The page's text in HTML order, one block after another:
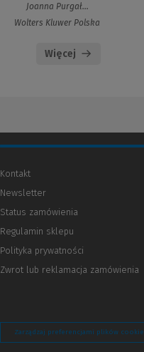
Joanna Purgał...
Wolters Kluwer Polska
Więcej
Kontakt
Newsletter
Status zamówienia
Regulamin sklepu
Polityka prywatności
innej
Zwrot lub reklamacja zamówienia
Zarządzaj preferencjami plików cookie